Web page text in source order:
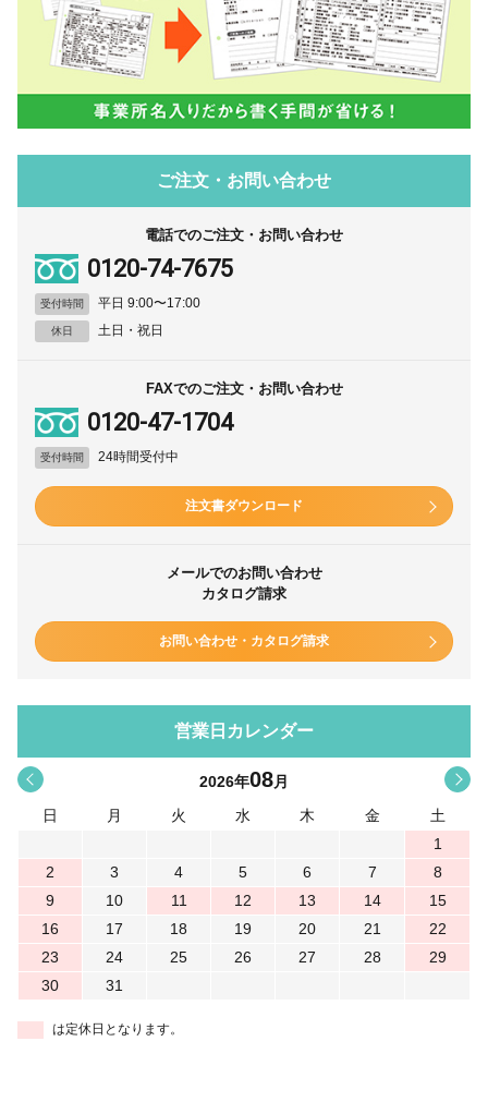
ご注文・お問い合わせ
電話でのご注文・お問い合わせ
0120-74-7675
受付時間 平日 9:00〜17:00
休日 土日・祝日
FAXでのご注文・お問い合わせ
0120-47-1704
受付時間 24時間受付中
注文書ダウンロード
メールでのお問い合わせ
カタログ請求
お問い合わせ・カタログ請求
営業日カレンダー
< >
2026年08月
日
月 火 水 木 金
土
1
2
3 4 5 6 7
8
9
10 11 12 13 14
15
16
17 18 19 20 21
22
23
24 25 26 27 28
29
30
31
は定休日となります。